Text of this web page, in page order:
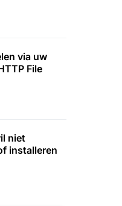
via uw
File
niet
installeren